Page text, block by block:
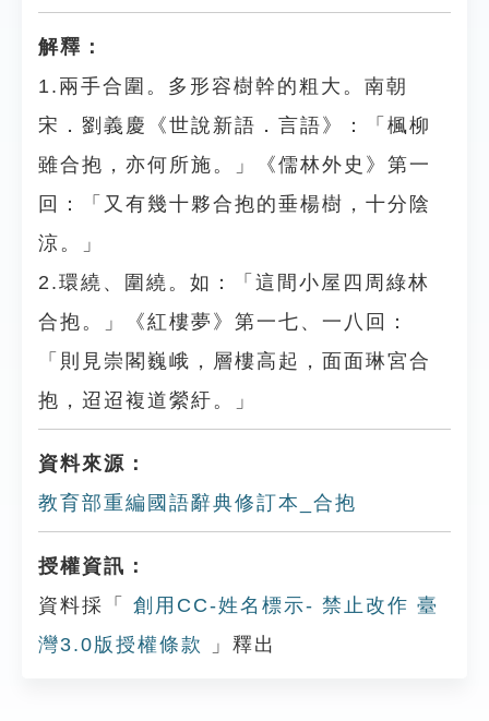
解釋：
1.兩手合圍。多形容樹幹的粗大。南朝
宋．劉義慶《世說新語．言語》：「楓柳
雖合抱，亦何所施。」《儒林外史》第一
回：「又有幾十夥合抱的垂楊樹，十分陰
涼。」
2.環繞、圍繞。如：「這間小屋四周綠林
合抱。」《紅樓夢》第一七、一八回：
「則見崇閣巍峨，層樓高起，面面琳宮合
抱，迢迢複道縈紆。」
資料來源：
教育部重編國語辭典修訂本_合抱
授權資訊：
資料採「
創用CC-姓名標示- 禁止改作 臺
灣3.0版授權條款
」釋出